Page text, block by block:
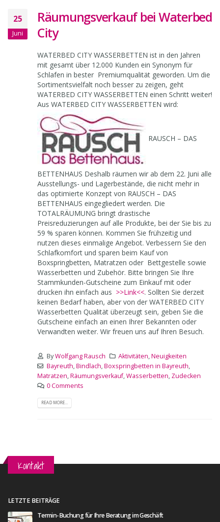
25
Juni
Räumungsverkauf bei Waterbed
City
WATERBED CITY WASSERBETTEN ist in den Jahren
mit gesamt über 12.000 Kunden ein Synonym für
Schlafen in bester Premiumqualität geworden. Um die
Sortimentsvielfalt noch besser zu zeigen, geht
WATERBED CITY WASSERBETTEN einen Schritt weiter!
Aus WATERBED CITY WASSERBETTEN wird:
RAUSCH – DAS
BETTENHAUS Deshalb räumen wir ab dem 22. Juni alle
Ausstellungs- und Lagerbestände, die nicht mehr in
das optimierte Konzept von RAUSCH – DAS
BETTENHAUS eingegliedert werden. Die
TOTALRÄUMUNG bringt drastische
Preisreduzierungen auf alle Produkte, bei der Sie bis zu
59 % sparen können. Kommen Sie frühzeitig und
nutzen dieses einmalige Angebot. Verbessern Sie den
Schlafkomfort und sparen beim Kauf von
Boxspringbetten, Matratzen oder Bettgestelle sowie
Wasserbetten und Zubehör. Bitte bringen Sie Ihre
Stammkunden-Gutscheine zum Einkauf mit oder
drucken ihn einfach aus >>Link<<. Sollten Sie derzeit
keinen Bedarf haben, aber von der WATERBED CITY
Wasserbetten Qualität überzeugt sein, geben Sie die
Gutscheine einfach an einen Ihrer Bekannten oder
Verwandten weiter. Wir freuen uns auf Ihren Besuch.
ByWolfgang Rausch Aktivitäten,Neuigkeiten
Bayreuth,Bindlach,Boxspringbetten in Bayreuth,
Matratzen,Räumungsverkauf,Wasserbetten, Zudecken
0 Comments
READ MORE...
Kontakt
LETZTE BEITRÄGE
Termin-Buchung für Ihre Beratung im Geschäft